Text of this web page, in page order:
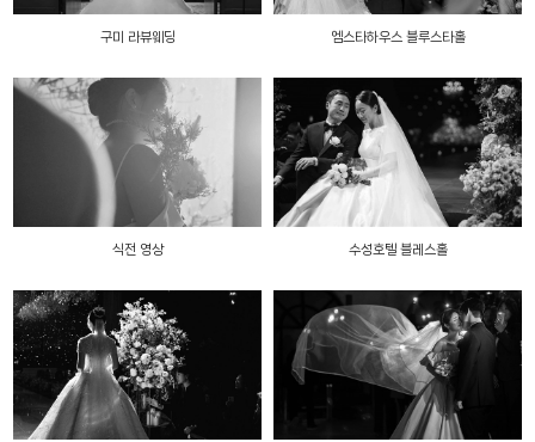
구미 라뷰웨딩 엠스타하우스 블루스타홀
식전 영상 수성호텔 블레스홀